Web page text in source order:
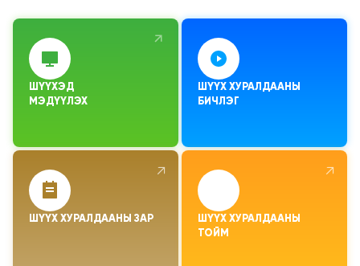
ESPAÑOL
FRANÇAIS
ШҮҮХЭД
МЭДҮҮЛЭХ
ШҮҮХ ХУРАЛДААНЫ
БИЧЛЭГ
ШҮҮХ ХУРАЛДААНЫ ЗАР
↗
ШҮҮХ ХУРАЛДААНЫ
ТОЙМ
↗